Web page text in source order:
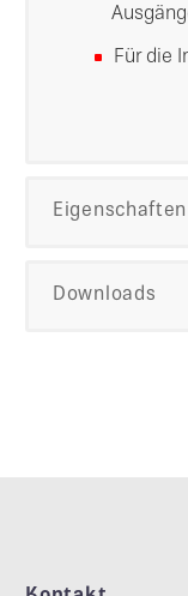
Für die
Eigenschaften
Downloads